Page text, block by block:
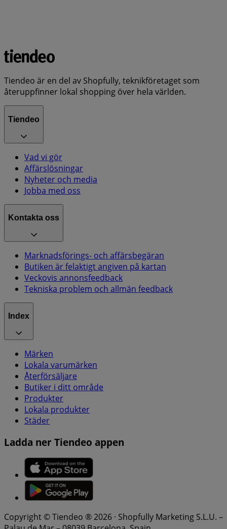
Tiendeo är en del av Shopfully, teknikföretaget som
återuppfinner lokal shopping över hela världen.
Tiendeo
Vad vi gör
Affärslösningar
Nyheter och media
Jobba med oss
Kontakta oss
Marknadsförings- och affärsbegäran
Butiken är felaktigt angiven på kartan
Veckovis annonsfeedback
Tekniska problem och allmän feedback
Index
Märken
Lokala varumärken
Återförsäljare
Butiker i ditt område
Produkter
Lokala produkter
Städer
Ladda ner Tiendeo appen
Copyright © Tiendeo ® 2026 · Shopfully Marketing S.L.U. –